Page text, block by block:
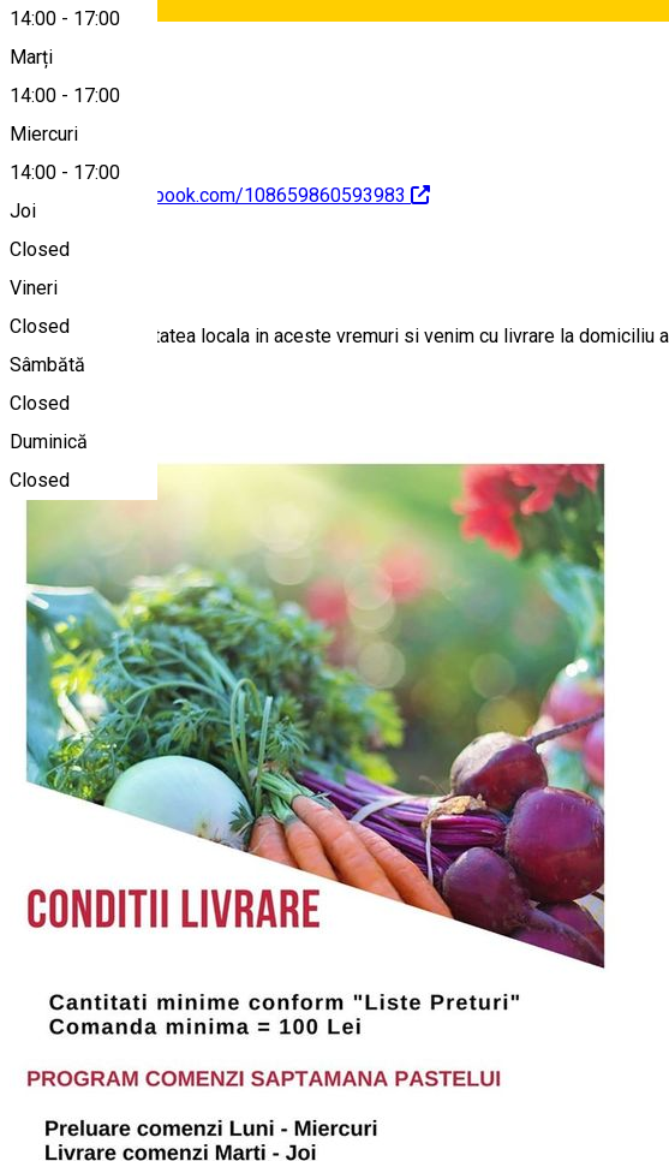
14:00 - 17:00
Marți
14:00 - 17:00
Miercuri
14:00 - 17:00
Joi
Closed
Vineri
Closed
Sâmbătă
Closed
Duminică
Closed
Hartă
https://www.facebook.com/108659860593983
Despre
Sustinem comunitatea locala in aceste vremuri si venim cu livrare la domiciliu
Photo Gallery